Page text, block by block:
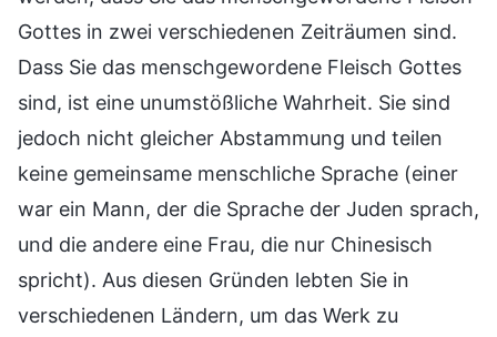
Gottes in zwei verschiedenen Zeiträumen sind.
Dass Sie das menschgewordene Fleisch Gottes
sind, ist eine unumstößliche Wahrheit. Sie sind
jedoch nicht gleicher Abstammung und teilen
keine gemeinsame menschliche Sprache (einer
war ein Mann, der die Sprache der Juden sprach,
und die andere eine Frau, die nur Chinesisch
spricht). Aus diesen Gründen lebten Sie in
verschiedenen Ländern, um das Werk zu